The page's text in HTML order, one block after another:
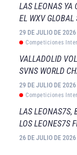
LAS LEONAS YA
EL WXV
29 DE JULIO DE 2026
Competiciones
VALLADOLID
SVNS WORLD
29 DE JULIO DE 2026
Competiciones
LAS LEONAS7S,
LOS LEONES7S
26 DE JULIO DE 2026